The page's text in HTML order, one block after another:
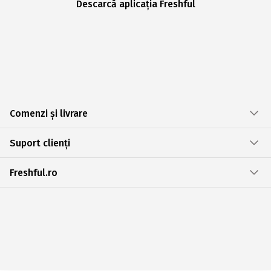
Descarcă aplicația Freshful
Comenzi și livrare
Suport clienți
Freshful.ro